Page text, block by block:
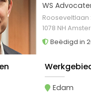
WS
Rooseveltlaan
1078 NH
Beëdigd in
Edam